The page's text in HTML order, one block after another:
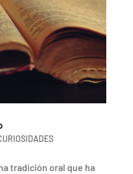
tradición oral que ha